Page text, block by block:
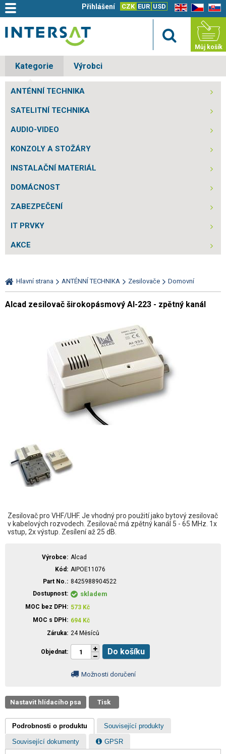
EN CZ SK
CZK EUR USD
Přihlášení
Můj košík
Kategorie Výrobci
ANTÉNNÍ TECHNIKA
SATELITNÍ TECHNIKA
AUDIO-VIDEO
KONZOLY A STOŽÁRY
INSTALAČNÍ MATERIÁL
DOMÁCNOST
ZABEZPEČENÍ
IT PRVKY
AKCE
Hlavní strana ANTÉNNÍ TECHNIKA Zesilovače Domovní
Alcad zesilovač širokopásmový AI-223 - zpětný kanál
Zesilovač pro VHF/UHF. Je vhodný pro použití jako bytový zesilovač
v kabelových rozvodech. Zesilovač má zpětný kanál 5 - 65 MHz. 1x
vstup, 2x výstup. Zesílení až 25 dB.
Výrobce
Alcad
Kód
AIPOE11076
Part No.
8425988904522
Dostupnost
skladem
MOC bez DPH 573 Kč
MOC s DPH
694 Kč
Záruka 24 Měsíců
Objednat Do košíku
Možnosti doručení
Nastavit hlídacího psa Tisk
Podrobnosti o produktu Související produkty
Související dokumenty GPSR